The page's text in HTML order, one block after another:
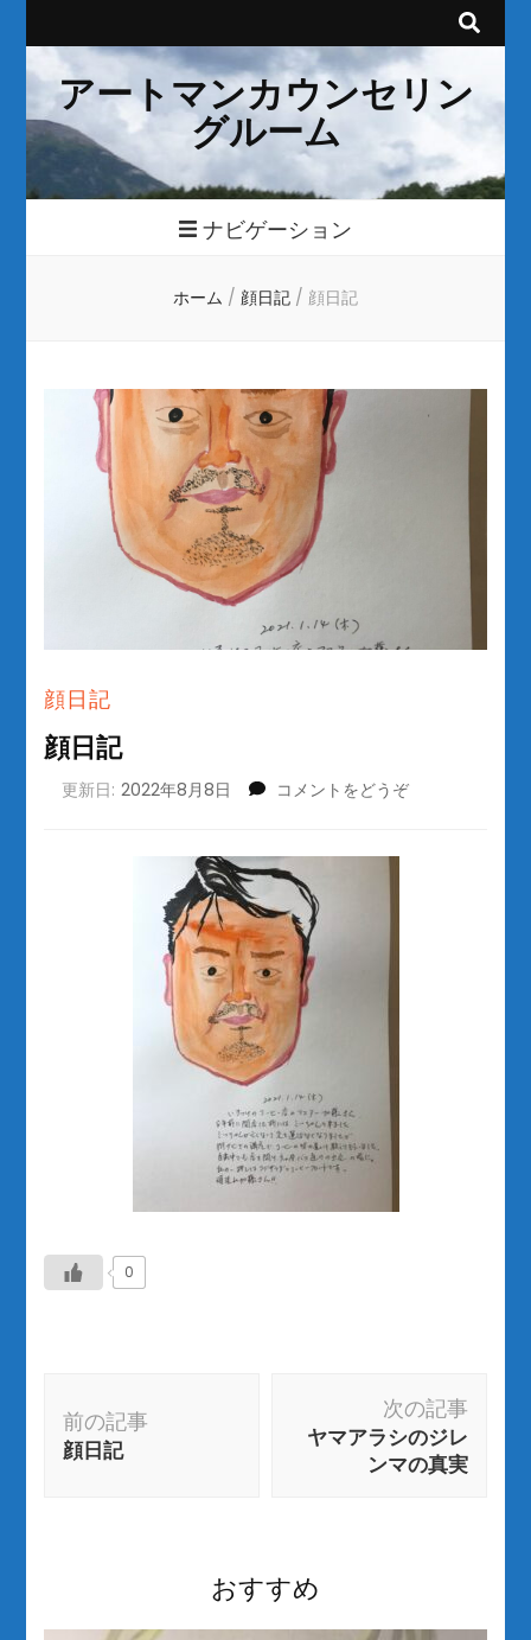
アートマンカウンセリン
グルーム
ナビゲーション
ホーム / 顔日記 / 顔日記
顔日記
顔日記
更新日: 2022年8月8日 コメントをどうぞ(顔
0
稿
ナ
ョ
前の記事
顔日記
次の記事
ヤマアラシのジレ
ンマの真実
おすすめ